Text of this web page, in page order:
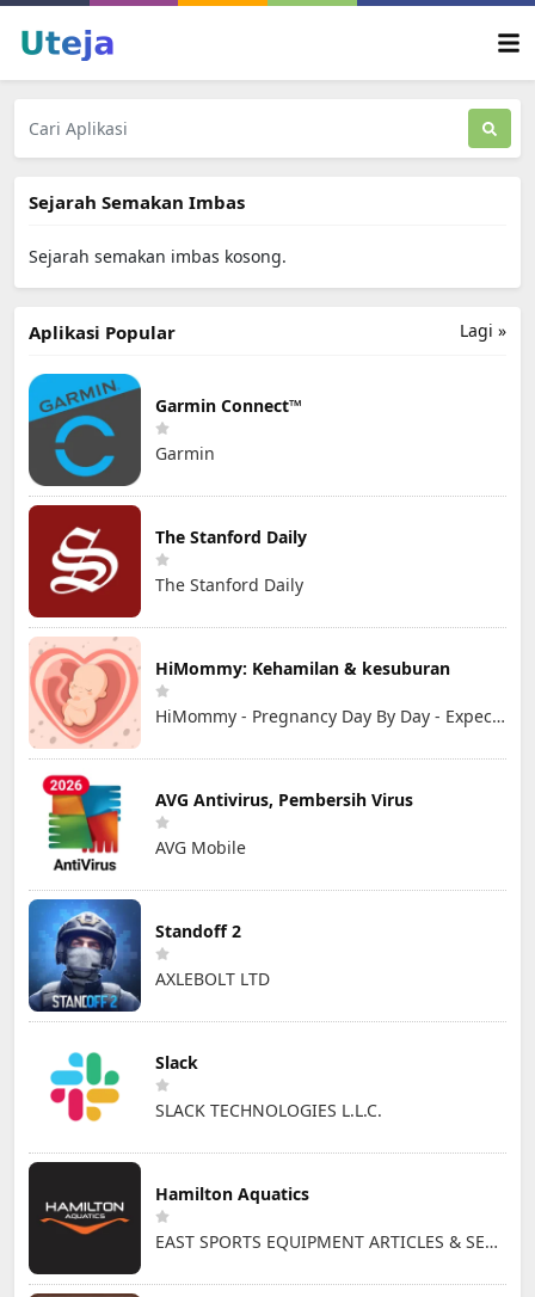
Sejarah Semakan Imbas
Sejarah semakan imbas kosong.
Lagi »
Aplikasi Popular
Garmin Connect™
Garmin
The Stanford Daily
The Stanford Daily
HiMommy: Kehamilan & kesuburan
HiMommy - Pregnancy Day By Day - Expecting Baby
AVG Antivirus, Pembersih Virus
AVG Mobile
Standoff 2
AXLEBOLT LTD
Slack
SLACK TECHNOLOGIES L.L.C.
Hamilton Aquatics
EAST SPORTS EQUIPMENT ARTICLES & SERVICES L.L.C